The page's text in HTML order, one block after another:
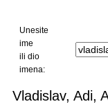
Unesite
ime
ili dio
imena:
Vladislav, Adi,